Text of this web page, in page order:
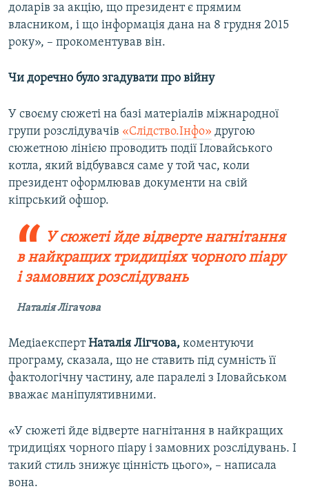
доларів за акцію, що президент є прямим
власником, і що інформація дана на 8 грудня 2015
року», – прокоментував він.
Чи доречно було згадувати про війну
У своєму сюжеті на базі матеріалів міжнародної
групи розслідувачів «Слідство.Інфо» другою
сюжетною лінією проводить події Іловайського
котла, який відбувався саме у той час, коли
президент оформлював документи на свій
кіпрський офшор.
У сюжеті йде відверте нагнітання
в найкращих тридиціях чорного піару
і замовних розслідувань
Наталія Лігачова
МедіаекспертНаталія Лігчова, коментуючи
програму, сказала, що не ставить під сумність її
фактологічну частину, але паралелі з Іловайськом
вважає маніпулятивними.
«У сюжеті йде відверте нагнітання в найкращих
тридиціях чорного піару і замовних розслідувань. І
такий стиль знижує цінність цього», – написала
вона.